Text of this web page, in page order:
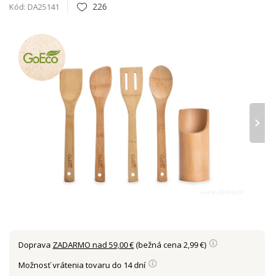
Kód: DA25141 226
›
Doprava ZADARMO nad 59,00 €(bežná cena 2,99 €)
Možnosť vrátenia tovaru do 14 dní